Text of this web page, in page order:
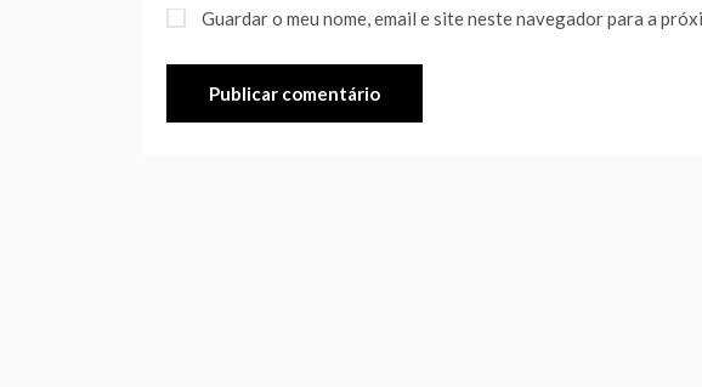
Guardar o meu nome, email e site neste navegador para a